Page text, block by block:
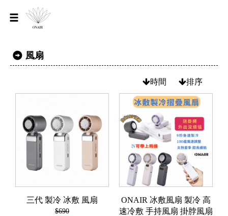
風扇
時間 排序
三代 製冷 冰敷 風扇
$690
ONAIR 冰敷風扇 製冷 高
速冷敷 手持風扇 掛脖風扇